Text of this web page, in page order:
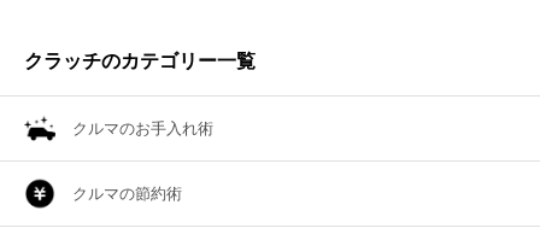
クラッチのカテゴリー一覧
クルマのお手入れ術
クルマの節約術